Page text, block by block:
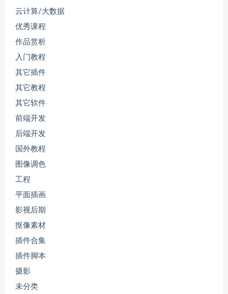
云计算/大数据
优秀课程
作品赏析
入门教程
其它插件
其它教程
其它软件
前端开发
后端开发
国外教程
图像调色
工程
平面插画
影视后期
抠像素材
插件合集
插件脚本
摄影
未分类